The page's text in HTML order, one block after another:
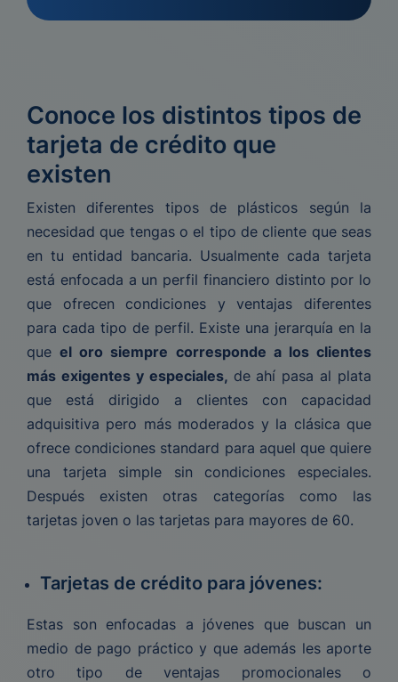
Conoce los distintos tipos de
tarjeta de crédito que
existen
Existen diferentes tipos de plásticos según la
necesidad que tengas o el tipo de cliente que seas
en tu entidad bancaria. Usualmente cada tarjeta
está enfocada a un perfil financiero distinto por lo
que ofrecen condiciones y ventajas diferentes
para cada tipo de perfil. Existe una jerarquía en la
queel oro siempre corresponde a los clientes
más exigentes y especiales, de ahí pasa al plata
que está dirigido a clientes con capacidad
adquisitiva pero más moderados y la clásica que
ofrece condiciones standard para aquel que quiere
una tarjeta simple sin condiciones especiales.
Después existen otras categorías como las
tarjetas joven o las tarjetas para mayores de 60.
Tarjetas de crédito para jóvenes:
Estas son enfocadas a jóvenes que buscan un
medio de pago práctico y que además les aporte
otro tipo de ventajas promocionales o